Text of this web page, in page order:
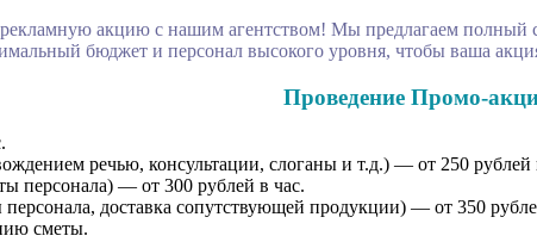
акцию с нашим агентством! Мы предлагаем
бюджет и персонал высокого уровня, чтобы ваша
Проведение Промо-
речью, консультации, слоганы и т.д.) — от 250 рублей
персонала) — от 300 рублей в час.
доставка сопутствующей продукции) — от 350
сметы.